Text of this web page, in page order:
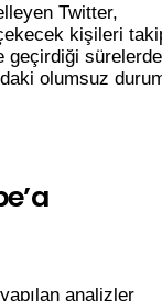
Twitter,
kişileri
geçirdiği sürelerde
olumsuz
analizler